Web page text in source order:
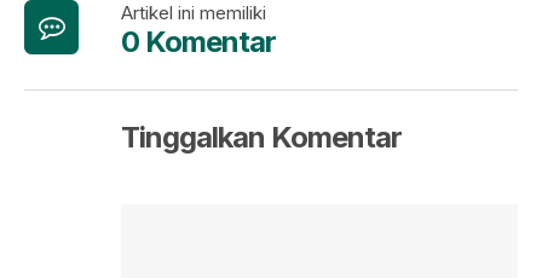
Artikel ini memiliki
0 Komentar
Tinggalkan Komentar